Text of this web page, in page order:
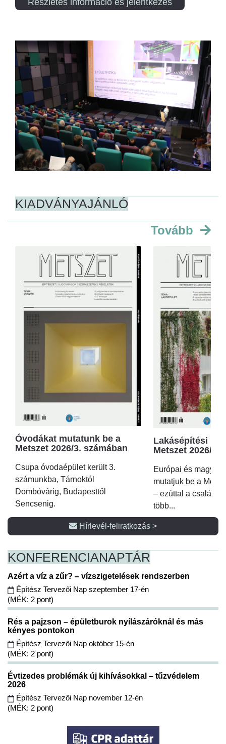
KIADVÁNYAJÁNLÓ
Tovább
Óvodákat mutatunk be a
Metszet 2026/3. számában
Csupa óvodaépület került 3.
számunkba, Tárnoktól
Dombóvárig, Budapesttől
Sencsenig.
Lakásépítési
Metszet 2026/2.
Európai és magyar
mutatjuk be a
– ezúttal a családi
több...
Hírlevél-feliratkozás >
KONFERENCIANAPTÁR
Azért a víz a zűr? – vízszigetelések rendszerben
Építész Tervezői Nap szeptember 17-én
(MÉK: 2 pont)
Rés a pajzson – épületburok nyílászáróknál és más
kényes pontokon
Építész Tervezői Nap október 15-én
(MÉK: 2 pont)
Évtizedes problémák új kihívásokkal – tűzvédelem
2026
Építész Tervezői Nap november 12-én
(MÉK: 2 pont)